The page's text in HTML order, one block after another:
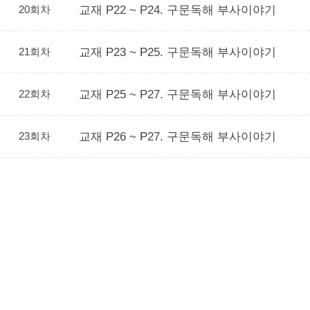
20회차 교재 P22 ~ P24. 구문독해 부사이야기
21회차 교재 P23 ~ P25. 구문독해 부사이야기
22회차 교재 P25 ~ P27. 구문독해 부사이야기
23회차 교재 P26 ~ P27. 구문독해 부사이야기